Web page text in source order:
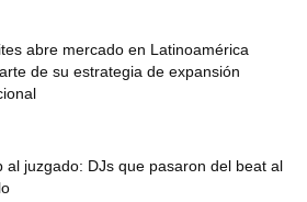
abre mercado en Latinoamérica
de su estrategia de expansión
al juzgado: DJs que pasaron del beat al